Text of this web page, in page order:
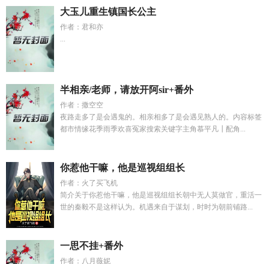
大玉儿重生镇国长公主
作者：君和亦
...
半相亲/老师，请放开阿sir+番外
作者：撒空空
夜路走多了是会遇鬼的。相亲相多了是会遇见熟人的。内容标签
都市情缘花季雨季欢喜冤家搜索关键字主角慕平凡┃配角...
你惹他干嘛，他是巡视组组长
作者：火了买飞机
简介关于你惹他干嘛，他是巡视组组长朝中无人莫做官，重活一
世的秦毅不是这样认为。机遇来自于谋划，时时为朝前铺路...
一思不挂+番外
作者：八月薇妮